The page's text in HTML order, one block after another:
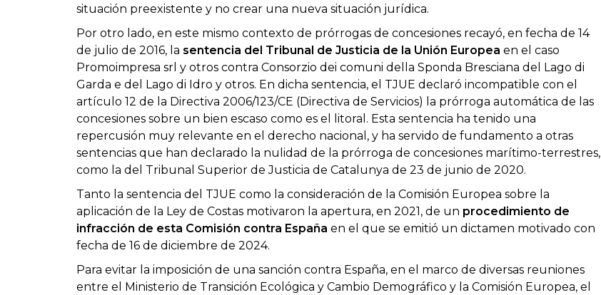
situación preexistente y no crear una nueva situación jurídica.
Por otro lado, en este mismo contexto de prórrogas de concesiones recayó, en fecha de 14
de julio de 2016, la sentencia del Tribunal de Justicia de la Unión Europea en el caso
Promoimpresa srl y otros contra Consorzio dei comuni della Sponda Bresciana del Lago di
Garda e del Lago di Idro y otros. En dicha sentencia, el TJUE declaró incompatible con el
artículo 12 de la Directiva 2006/123/CE (Directiva de Servicios) la prórroga automática de las
concesiones sobre un bien escaso como es el litoral. Esta sentencia ha tenido una
repercusión muy relevante en el derecho nacional, y ha servido de fundamento a otras
sentencias que han declarado la nulidad de la prórroga de concesiones marítimo-terrestres,
como la del Tribunal Superior de Justicia de Catalunya de 23 de junio de 2020.
Tanto la sentencia del TJUE como la consideración de la Comisión Europea sobre la
aplicación de la Ley de Costas motivaron la apertura, en 2021, de un procedimiento de
infracción de esta Comisión contra España en el que se emitió un dictamen motivado con
fecha de 16 de diciembre de 2024.
Para evitar la imposición de una sanción contra España, en el marco de diversas reuniones
entre el Ministerio de Transición Ecológica y Cambio Demográfico y la Comisión Europea, el